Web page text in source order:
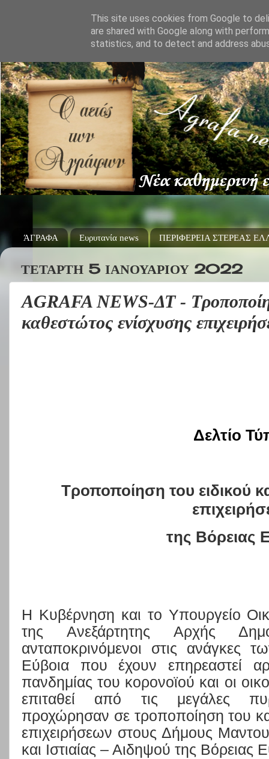
ΆΓΡΑΦΑ Ευρυτανία news ΠΕΡΙΦΕΡΕΙΑ ΣΤΕΡΕΑΣ
ΤΕΤΆΡΤΗ 5 ΙΑΝΟΥΑΡΊΟΥ 2022
AGRAFA NEWS-ΔΤ -
καθεστώτος ενίσχυσης
Δελτίο
Τροποποίηση του ειδικού
της Βόρειας
Η Κυβέρνηση και το Υπουργείο
της Ανεξάρτητης Αρχής
ανταποκρινόμενοι στις ανάγκες
Εύβοια που έχουν επηρεαστεί
πανδημίας του κορονοϊού και οι
επιταθεί από τις μεγάλες
προχώρησαν σε τροποποίηση του
επιχειρήσεων στους Δήμους
και Ιστιαίας – Αιδηψού της Βόρειας
This site uses cookies from Google to
are shared with Google along with
statistics, and to detect and address